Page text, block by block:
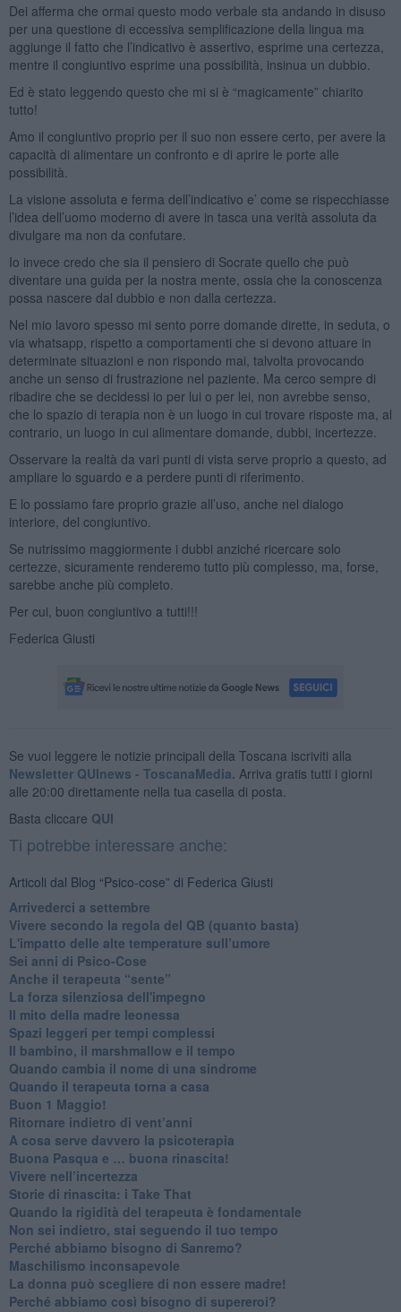
Dei afferma che ormai questo modo verbale sta andando in disuso
per una questione di eccessiva semplificazione della lingua ma
aggiunge il fatto che l’indicativo è assertivo, esprime una certezza,
mentre il congiuntivo esprime una possibilità, insinua un dubbio.
Ed è stato leggendo questo che mi si è “magicamente” chiarito
tutto!
Amo il congiuntivo proprio per il suo non essere certo, per avere la
capacità di alimentare un confronto e di aprire le porte alle
possibilità.
La visione assoluta e ferma dell’indicativo e’ come se rispecchiasse
l’idea dell’uomo moderno di avere in tasca una verità assoluta da
divulgare ma non da confutare.
Io invece credo che sia il pensiero di Socrate quello che può
diventare una guida per la nostra mente, ossia che la conoscenza
possa nascere dal dubbio e non dalla certezza.
Nel mio lavoro spesso mi sento porre domande dirette, in seduta, o
via whatsapp, rispetto a comportamenti che si devono attuare in
determinate situazioni e non rispondo mai, talvolta provocando
anche un senso di frustrazione nel paziente. Ma cerco sempre di
ribadire che se decidessi io per lui o per lei, non avrebbe senso,
che lo spazio di terapia non è un luogo in cui trovare risposte ma, al
contrario, un luogo in cui alimentare domande, dubbi, incertezze.
Osservare la realtà da vari punti di vista serve proprio a questo, ad
ampliare lo sguardo e a perdere punti di riferimento.
E lo possiamo fare proprio grazie all’uso, anche nel dialogo
interiore, del congiuntivo.
Se nutrissimo maggiormente i dubbi anziché ricercare solo
certezze, sicuramente renderemo tutto più complesso, ma, forse,
sarebbe anche più completo.
Per cui, buon congiuntivo a tutti!!!
Federica Giusti
Se vuoi leggere le notizie principali della Toscana iscriviti alla
Newsletter QUInews - ToscanaMedia. Arriva gratis tutti i giorni
alle 20:00 direttamente nella tua casella di posta.
Basta cliccare QUI
Ti potrebbe interessare anche:
Articoli dal Blog “Psico-cose” di Federica Giusti
​Arrivederci a settembre
​Vivere secondo la regola del QB (quanto basta)
​L'impatto delle alte temperature sull’umore
Sei anni di Psico-Cose
​Anche il terapeuta “sente”
​La forza silenziosa dell'impegno
​Il mito della madre leonessa
Spazi leggeri per tempi complessi
Il bambino, il marshmallow e il tempo
​Quando cambia il nome di una sindrome
​Quando il terapeuta torna a casa
​Buon 1 Maggio!
Ritornare indietro di vent’anni
​A cosa serve davvero la psicoterapia
​Buona Pasqua e … buona rinascita!
​Vivere nell’incertezza
​Storie di rinascita: i Take That
​Quando la rigidità del terapeuta è fondamentale
​Non sei indietro, stai seguendo il tuo tempo
​Perché abbiamo bisogno di Sanremo?
​Maschilismo inconsapevole
​La donna può scegliere di non essere madre!
​Perché abbiamo così bisogno di supereroi?